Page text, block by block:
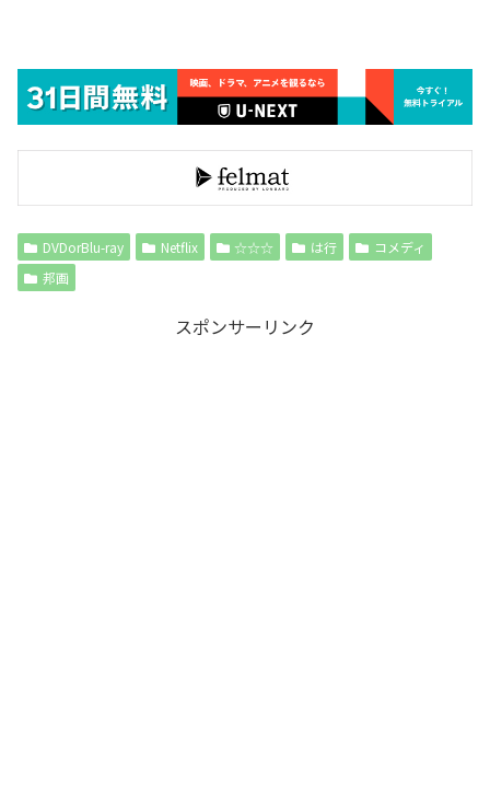
DVDorBlu-ray Netflix ☆☆☆ は行
コメディ
邦画
スポンサーリンク